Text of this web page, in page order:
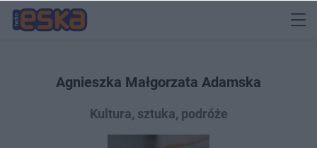
Agnieszka Małgorzata Adamska
Kultura, sztuka, podróże